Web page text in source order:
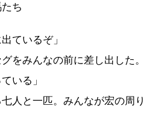
ち
ているぞ」
をみんなの前に差し出した。
いる」
人と一匹。みんなが宏の周り